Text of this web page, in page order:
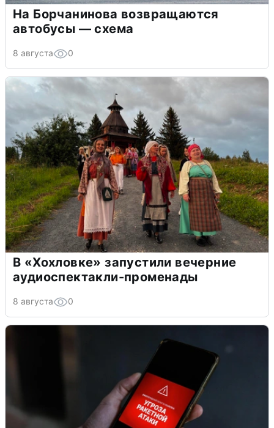
На Борчанинова возвращаются
автобусы — схема
8 августа 0
В «Хохловке» запустили вечерние
аудиоспектакли-променады
8 августа 0